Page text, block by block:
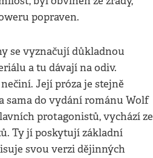
popraven.
se vyznačují důkladnou
a tu dávají na odiv.
Její próza je stejně
sama do vydání románu Wolf
protagonistů, vychází ze
Ty jí poskytují základní
svou verzi dějinných